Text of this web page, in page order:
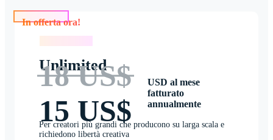
Unlimited
18 US$
15 US$
USD al mese
fatturato
annualmente
Per creatori più grandi che producono su larga scala e
richiedono libertà creativa